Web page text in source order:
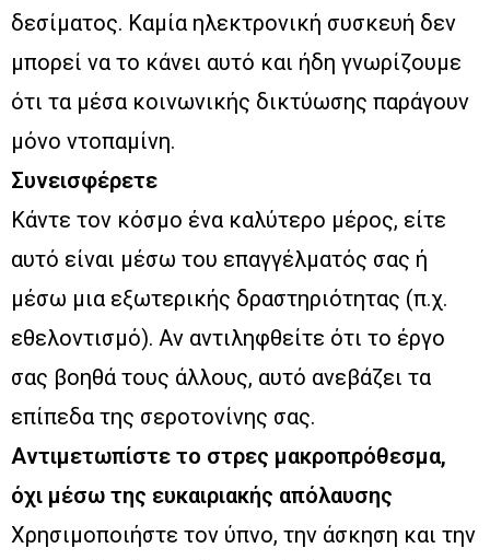
δεσίματος. Καμία ηλεκτρονική συσκευή δεν
μπορεί να το κάνει αυτό και ήδη γνωρίζουμε
ότι τα μέσα κοινωνικής δικτύωσης παράγουν
μόνο ντοπαμίνη.
Συνεισφέρετε
Κάντε τον κόσμο ένα καλύτερο μέρος, είτε
αυτό είναι μέσω του επαγγέλματός σας ή
μέσω μια εξωτερικής δραστηριότητας (π.χ.
εθελοντισμό). Αν αντιληφθείτε ότι το έργο
σας βοηθά τους άλλους, αυτό ανεβάζει τα
επίπεδα της σεροτονίνης σας.
Αντιμετωπίστε το στρες μακροπρόθεσμα,
όχι μέσω της ευκαιριακής απόλαυσης
Χρησιμοποιήστε τον ύπνο, την άσκηση και την